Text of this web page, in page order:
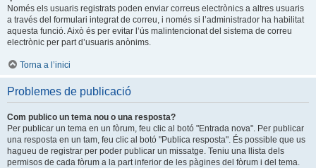
Només els usuaris registrats poden enviar correus electrònics a altres usuaris
a través del formulari integrat de correu, i només si l’administrador ha habilitat
aquesta funció. Això és per evitar l’ús malintencionat del sistema de correu
electrònic per part d’usuaris anònims.
Torna a l’inici
Problemes de publicació
Com publico un tema nou o una resposta?
Per publicar un tema en un fòrum, feu clic al botó "Entrada nova". Per publicar
una resposta en un tam, feu clic al botó "Publica resposta". És possible que us
hagueu de registrar per poder publicar un missatge. Teniu una llista dels
permisos de cada fòrum a la part inferior de les pàgines del fòrum i del tema.